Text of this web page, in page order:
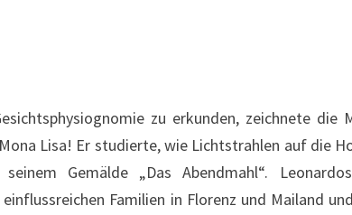
zu erkunden, zeichnete die
Lisa! Er studierte, wie Lichtstrahlen auf die
Gemälde „Das Abendmahl“.
Familien in Florenz und Mailand